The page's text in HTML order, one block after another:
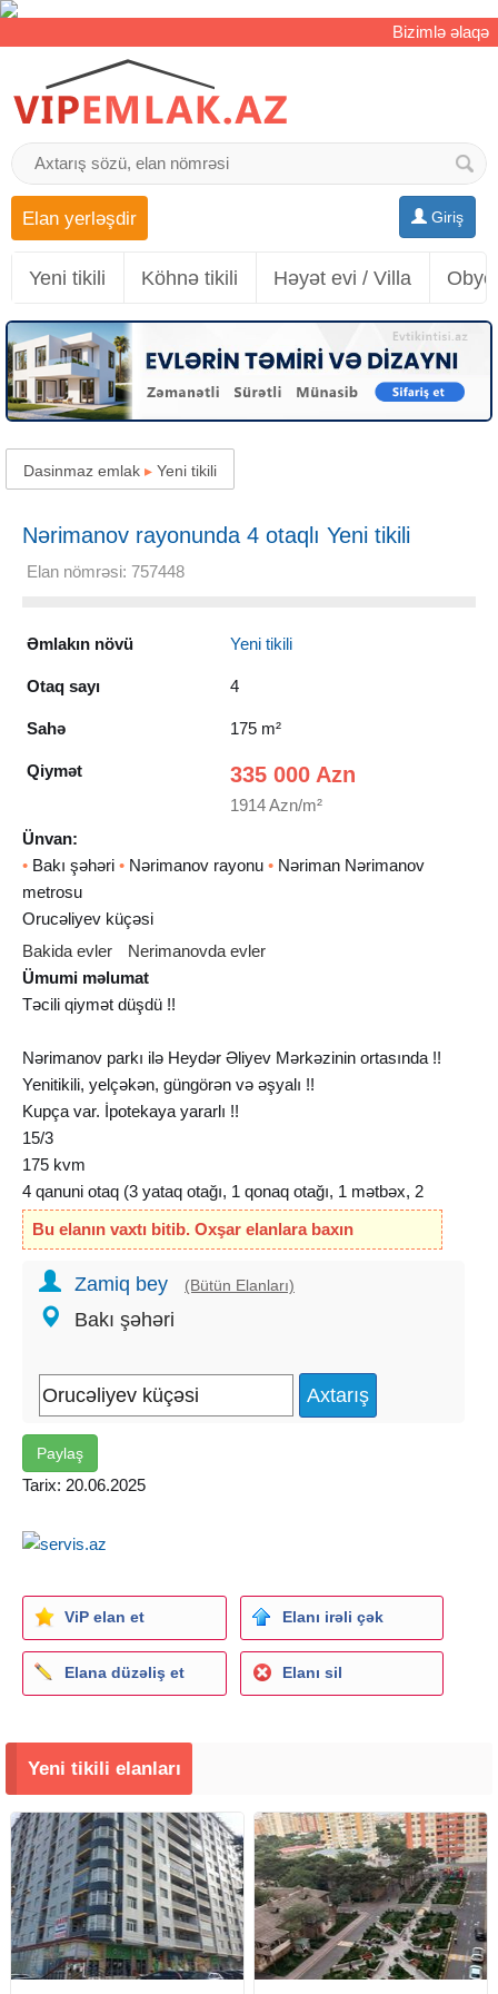
Bizimlə əlaqə
Giriş
Elan yerləşdir
Yeni tikili Köhnə tikili Həyət evi / Villa
Dasinmaz emlak ▸ Yeni tikili
Nərimanov rayonunda 4 otaqlı Yeni tikili
Satılır, 175 m²
Elan nömrəsi: 757448
Əmlakın növü Yeni tikili
Otaq sayı 4
Sahə 175 m²
Qiymət 335 000 Azn
1914 Azn/m²
Ünvan:
• Bakı şəhəri • Nərimanov rayonu • Nəriman Nərimanov
metrosu
Orucəliyev küçəsi
Bakida evler
Nerimanovda evler
Ümumi məlumat
Təcili qiymət düşdü !!
Nərimanov parkı ilə Heydər Əliyev Mərkəzinin ortasında !!
Yenitikili, yelçəkən, güngörən və əşyalı !!
Kupça var. İpotekaya yararlı !!
15/3
175 kvm
4 qanuni otaq (3 yataq otağı, 1 qonaq otağı, 1 mətbəx, 2
sanuzel və 2 böyük balkon)
Binanın həyəti var və qarajı mövcuddur !!
Şirkət xidməti 1%
Bu elanın vaxtı bitib. Oxşar elanlara baxın
Zamiq bey (Bütün Elanları)
Bakı şəhəri
Paylaş
Tarix: 20.06.2025
ViP elan et Elanı irəli çək
Elana düzəliş et Elanı sil
Yeni tikili elanları